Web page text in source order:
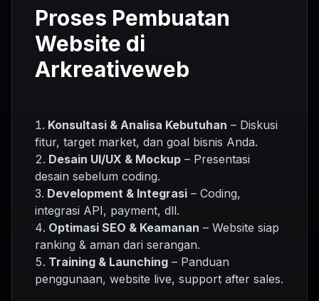
Proses Pembuatan
Website di
Arkreativeweb
Konsultasi & Analisa Kebutuhan – Diskusi
fitur, target market, dan goal bisnis Anda.
Desain UI/UX & Mockup – Presentasi
desain sebelum coding.
Development & Integrasi – Coding,
integrasi API, payment, dll.
Optimasi SEO & Keamanan – Website siap
ranking & aman dari serangan.
Training & Launching – Panduan
penggunaan, website live, support after sales.